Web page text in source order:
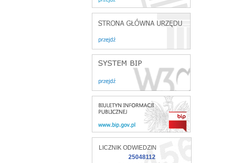
LICZNIK ODWIEDZIN
25048112